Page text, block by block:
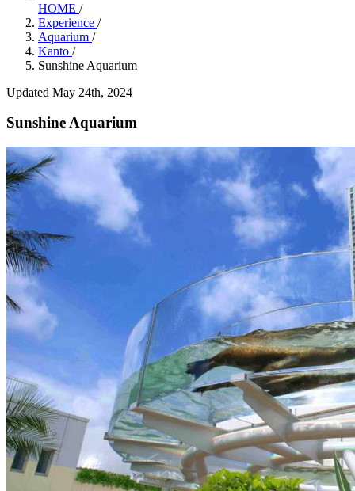
HOME /
Experience /
Aquarium /
Kanto /
Sunshine Aquarium
Updated May 24th, 2024
Sunshine Aquarium